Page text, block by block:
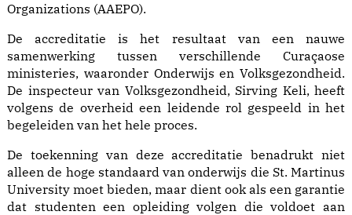
Organizations (AAEPO).
De accreditatie is het resultaat van een nauwe
samenwerking tussen verschillende Curaçaose
ministeries, waaronder Onderwijs en Volksgezondheid.
De inspecteur van Volksgezondheid, Sirving Keli, heeft
volgens de overheid een leidende rol gespeeld in het
begeleiden van het hele proces.
De toekenning van deze accreditatie benadrukt niet
alleen de hoge standaard van onderwijs die St. Martinus
University moet bieden, maar dient ook als een garantie
dat studenten een opleiding volgen die voldoet aan